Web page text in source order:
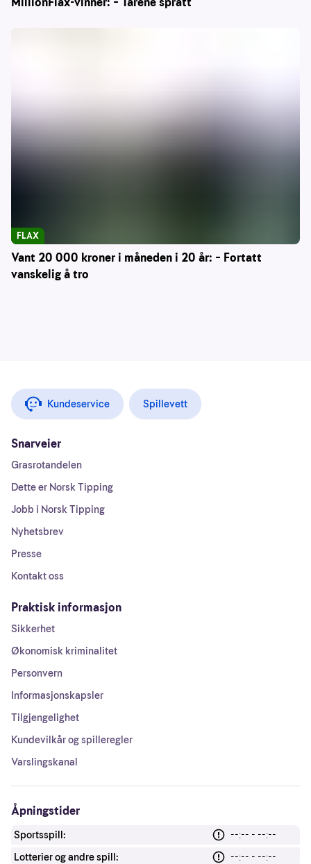
Vant 20 000 kroner i måneden i 20 år: – Fortatt
vanskelig å tro
FLAX
Kundeservice Spillevett
Snarveier
Grasrotandelen
Dette er Norsk Tipping
Jobb i Norsk Tipping
Nyhetsbrev
Presse
Kontakt oss
Praktisk informasjon
Sikkerhet
Økonomisk kriminalitet
Personvern
Informasjonskapsler
Tilgjengelighet
Kundevilkår og spilleregler
Varslingskanal
Åpningstider
Sportsspill:
--:-- - --:--
Lotterier og andre spill:
--:-- - --:--